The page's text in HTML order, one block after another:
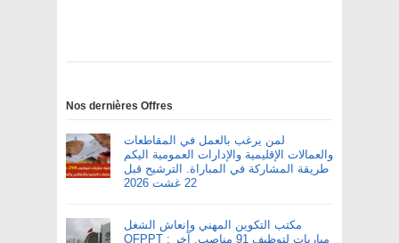
Nos dernières Offres
لمن يرغب بالعمل في المقاطعات
والعمالات الإقليمية والإدارات العمومية اليكم
طريقة المشاركة في المباراة. الترشيح قبل
22 غشت 2026
مكتب التكوين المهني وإنعاش الشغل
OFPPT : مباريات لتوظيف 91 مناصب. آخر